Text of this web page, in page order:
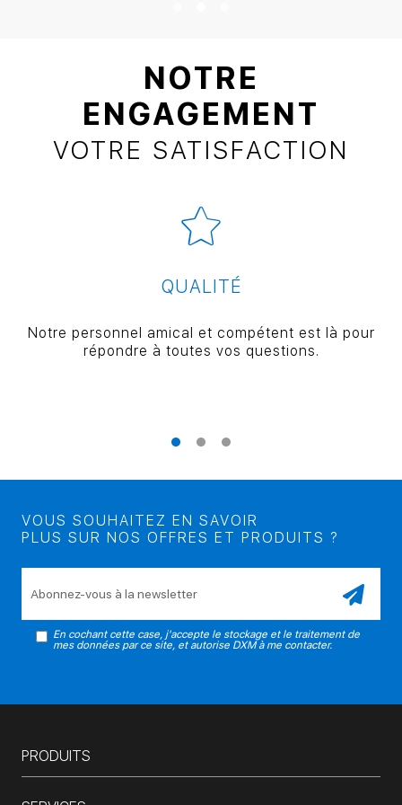
NOTRE
ENGAGEMENT
VOTRE SATISFACTION
QUALITÉ
Notre personnel amical et compétent est là pour
répondre à toutes vos questions.
VOUS SOUHAITEZ EN SAVOIR
PLUS SUR NOS OFFRES ET PRODUITS ?
En cochant cette case, j'accepte le stockage et le traitement de
mes données par ce site, et autorise DXM à me contacter.
PRODUITS